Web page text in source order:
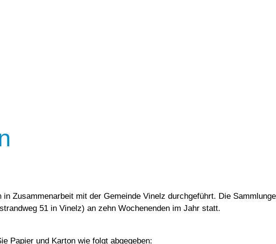
Zusammenarbeit mit der Gemeinde Vinelz durchgeführt. Die
51 in Vinelz) an zehn Wochenenden im Jahr statt.
Papier und Karton wie folgt abgegeben: